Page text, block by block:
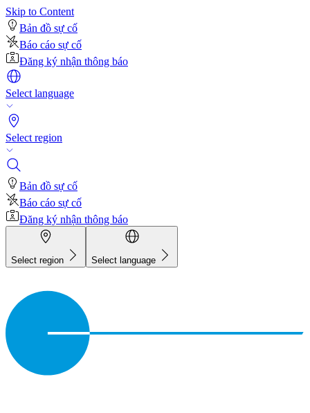
Skip to Content
Bản đồ sự cố
Báo cáo sự cố
Đăng ký nhận thông báo
Select language
Select region
Bản đồ sự cố
Báo cáo sự cố
Đăng ký nhận thông báo
Select region Select language